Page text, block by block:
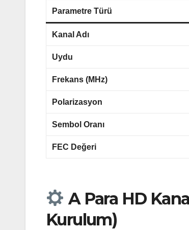
Parametre Türü
Kanal Adı
Uydu
Frekans (MHz)
Polarizasyon
Sembol Oranı
FEC Değeri
A Para HD
Kurulum)